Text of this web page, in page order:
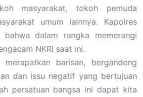
masyarakat, tokoh pemuda
umum lainnya. Kapolres
bahwa dalam rangka memerangi
NKRI saat ini.
barisan, bergandeng
dan issu negatif yang bertujuan
persatuan bangsa ini dapat kita